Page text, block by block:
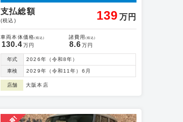
支払総額
(税込) 139 万円
車両本体価格(税込)
130.4万円
諸費用 (税込)
8.6 万円
年式 2026年（令和8年）
車検 2029年（令和11年）6月
店舗 大阪本店